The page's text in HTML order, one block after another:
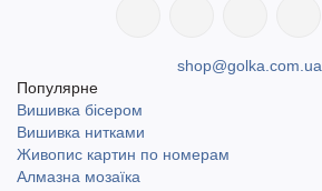
shop@golka.com.ua
Популярне
Вишивка бісером
Вишивка нитками
Живопис картин по номерам
Алмазна мозаїка